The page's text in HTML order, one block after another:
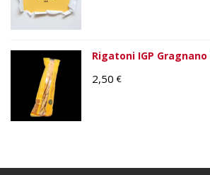
Rigatoni IGP Gragnano
2,50 €